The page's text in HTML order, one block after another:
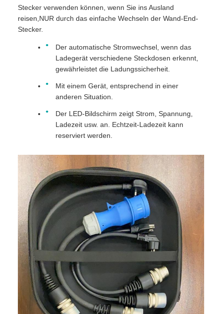
Stecker verwenden können, wenn Sie ins Ausland
reisen,NUR durch das einfache Wechseln der Wand-End-
Stecker.
Der automatische Stromwechsel, wenn das
Ladegerät verschiedene Steckdosen erkennt,
gewährleistet die Ladungssicherheit.
Mit einem Gerät, entsprechend in einer
anderen Situation.
Der LED-Bildschirm zeigt Strom, Spannung,
Ladezeit usw. an. Echtzeit-Ladezeit kann
reserviert werden.